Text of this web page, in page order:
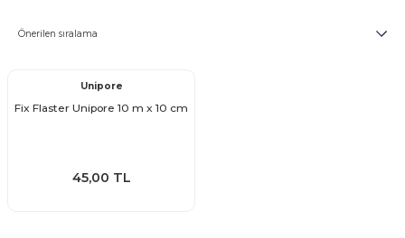
Unipore
Fix Flaster Unipore 10 m x 10 cm
45,00 TL